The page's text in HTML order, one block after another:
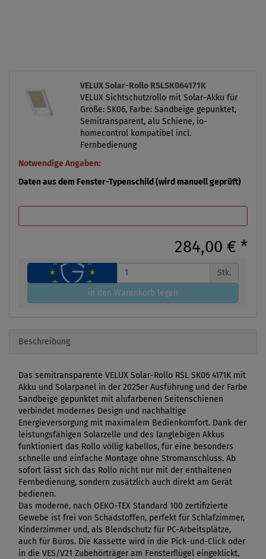
VELUX Solar-Rollo RSLSK064171K
VELUX Sichtschutzrollo mit Solar-Akku für
Größe: SK06, Farbe: Sandbeige gepunktet,
Semitransparent, alu Schiene, io-
homecontrol kompatibel incl.
Fernbedienung
Notwendige Angaben:
Daten aus dem Fenster-Typenschild (wird manuell geprüft)
284,00 € *
Stk.
in den Warenkorb legen
Beschreibung
Das semitransparente VELUX Solar-Rollo RSL SK06 4171K mit
Akku und Solarpanel in der 2025er Ausführung und der Farbe
Sandbeige gepunktet mit alufarbenen Seitenschienen
verbindet modernes Design und nachhaltige
Energieversorgung mit maximalem Bedienkomfort. Dank der
leistungsfähigen Solarzelle und des langlebigen Akkus
funktioniert das Rollo völlig kabellos, für eine besonders
schnelle und einfache Montage ohne Stromanschluss. Ab
sofort lässt sich das Rollo nicht nur mit der enthaltenen
Fernbedienung, sondern zusätzlich auch direkt am Gerät
bedienen.
Das moderne, nach OEKO-TEX Standard 100 zertifizierte
Gewebe ist frei von Schadstoffen, perfekt für Schlafzimmer,
Kinderzimmer und, als Blendschutz für PC-Arbeitsplätze,
auch für Büros. Die Kassette wird in die Pick-und-Click oder
in die VES/V21 Zubehörträger am Fensterflügel eingeklickt,